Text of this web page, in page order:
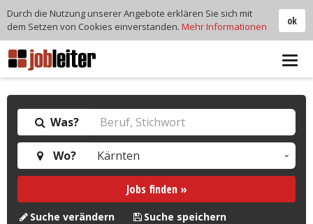
Was?
Wo?
Jobs finden »
Suche verändern Suche speichern
ok
Durch die Nutzung unserer Angebote erklären Sie sich mit
dem Setzen von Cookies einverstanden. Mehr Informationen